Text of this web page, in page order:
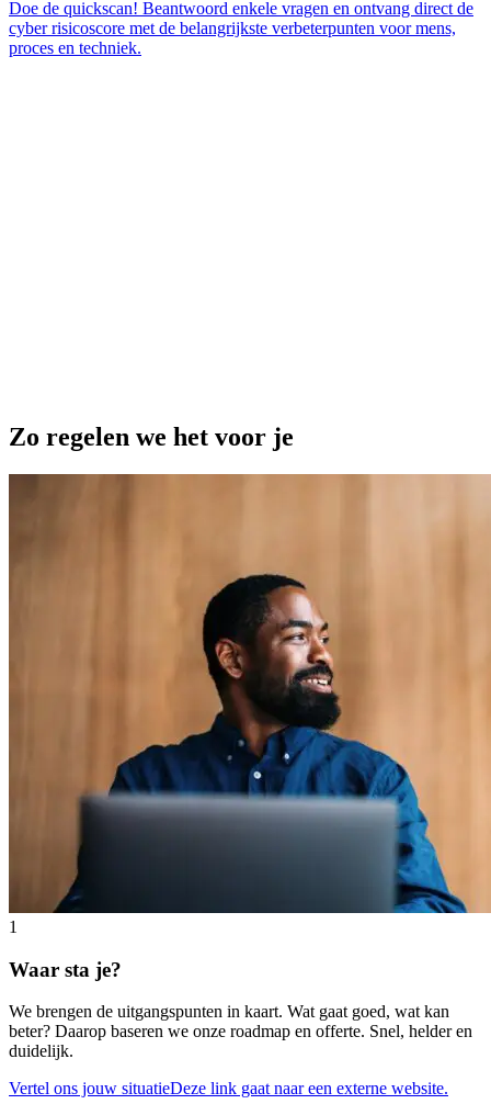
Doe de quickscan! Beantwoord enkele vragen en ontvang direct de
cyber risicoscore met de belangrijkste verbeterpunten voor mens,
proces en techniek.
Zo regelen we het voor je
1
Waar sta je?
We brengen de uitgangspunten in kaart. Wat gaat goed, wat kan
beter? Daarop baseren we onze roadmap en offerte. Snel, helder en
duidelijk.
Vertel ons jouw situatieDeze link gaat naar een externe website.